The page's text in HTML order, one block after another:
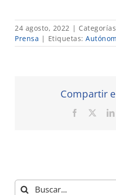
24 agosto, 2022 |
Prensa | Etiquetas:
Compartir
Facebook
Buscar: